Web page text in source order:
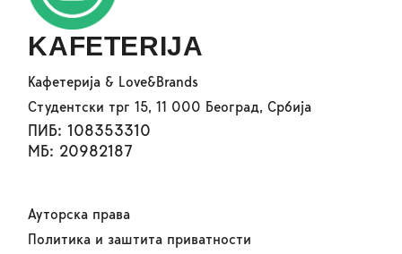
KAFETERIJA
Кафетерија & Love&Brands
Студентски трг 15, 11 000 Београд, Србија
ПИБ: 108353310
МБ: 20982187
Ауторска права
Политика и заштита приватности